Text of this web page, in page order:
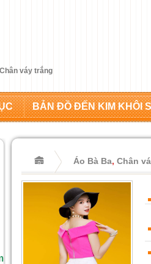
Chân váy trắng
BẢN ĐỒ ĐẾN KIM KHÔI
Áo Bà Ba, Chân